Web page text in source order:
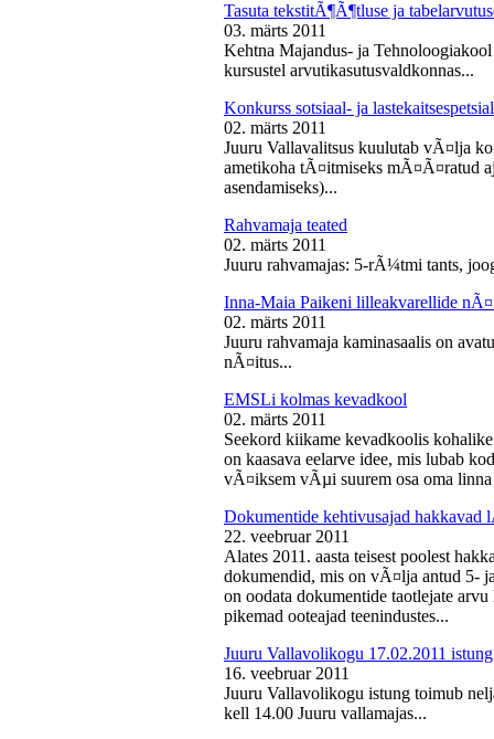
Tasuta tekstitÃ¶Ã¶tluse ja
03. märts 2011
Kehtna Majandus- ja
kursustel arvutikasutusvaldkonnas...
Konkurss sotsiaal- ja
02. märts 2011
Juuru Vallavalitsus kuulutab vÃ¤lja
ametikoha tÃ¤itmiseks mÃ¤Ã¤ratud
asendamiseks)...
Rahvamaja teated
02. märts 2011
Juuru rahvamajas: 5-rÃ¼tmi tants,
Inna-Maia Paikeni lilleakvarellide
02. märts 2011
Juuru rahvamaja kaminasaalis on
nÃ¤itus...
EMSLi kolmas kevadkool
02. märts 2011
Seekord kiikame kevadkoolis
on kaasava eelarve idee, mis lubab
vÃ¤iksem vÃµi suurem osa oma
Dokumentide kehtivusajad hakkavad
22. veebruar 2011
Alates 2011. aasta teisest poolest
dokumendid, mis on vÃ¤lja antud 5-
on oodata dokumentide taotlejate
pikemad ooteajad teenindustes...
Juuru Vallavolikogu 17.02.2011 istung
16. veebruar 2011
Juuru Vallavolikogu istung toimub
kell 14.00 Juuru vallamajas...